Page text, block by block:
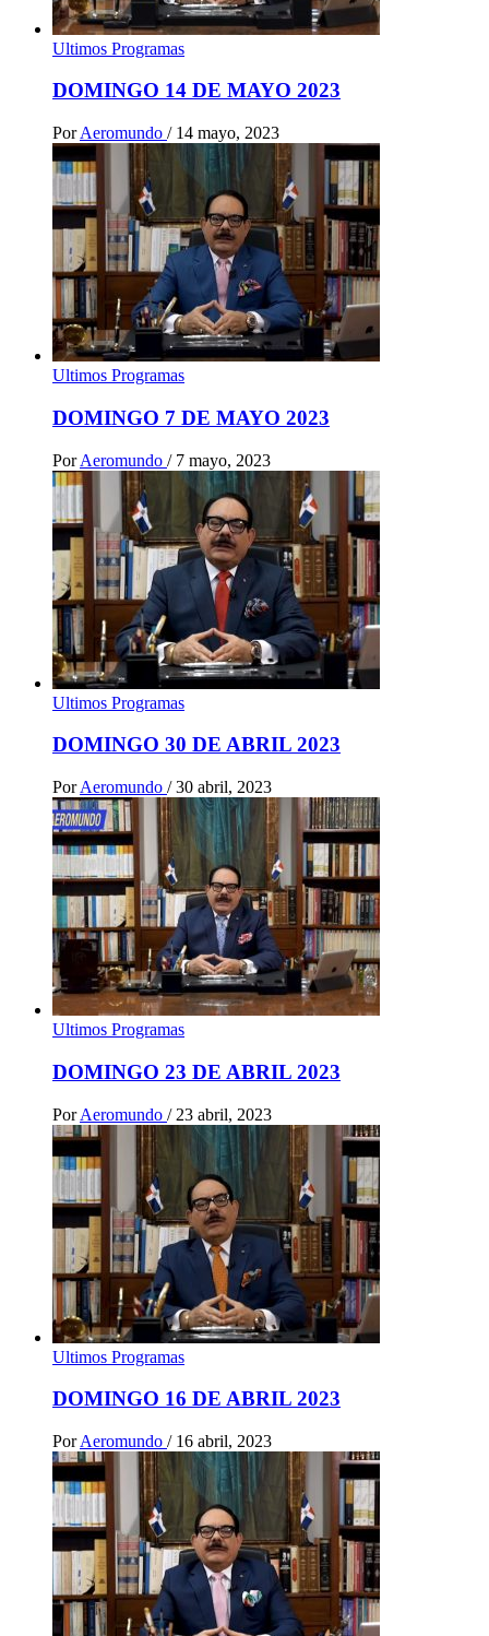
Ultimos Programas
DOMINGO 14 DE MAYO 2023
Por Aeromundo / 14 mayo, 2023
Ultimos Programas
DOMINGO 7 DE MAYO 2023
Por Aeromundo / 7 mayo, 2023
Ultimos Programas
DOMINGO 30 DE ABRIL 2023
Por Aeromundo / 30 abril, 2023
Ultimos Programas
DOMINGO 23 DE ABRIL 2023
Por Aeromundo / 23 abril, 2023
Ultimos Programas
DOMINGO 16 DE ABRIL 2023
Por Aeromundo / 16 abril, 2023